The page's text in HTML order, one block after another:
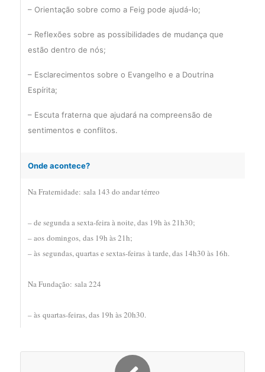
– Orientação sobre como a Feig pode ajudá-lo;
– Reflexões sobre as possibilidades de mudança que
estão dentro de nós;
– Esclarecimentos sobre o Evangelho e a Doutrina
Espírita;
– Escuta fraterna que ajudará na compreensão de
sentimentos e conflitos.
Onde acontece?
Na Fraternidade: sala 143 do andar térreo
– de segunda a sexta-feira à noite, das 19h às 21h30;
– aos domingos,das 19h às 21h;
– às segundas, quartas e sextas-feirasà tarde,das 14h30 às 16h.
Na Fundação: sala 224
– àsquartas-feiras, das 19h às 20h30.